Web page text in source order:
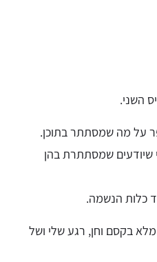
השני.
על מה שמסתתר בתוכן.
שיודעים שמסתתרת בהן
כלות הנשמה.
בקסם וחן, רגע שלי ושל